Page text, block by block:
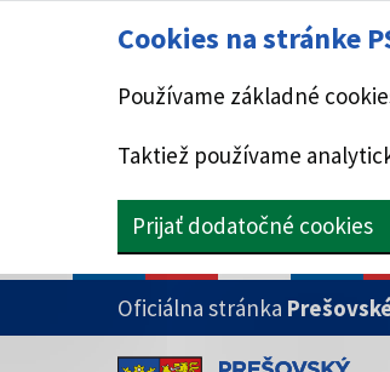
Cookies na stránke
Používame základné
Taktiež používame
Prijať dodatočné cookies
PRESKOČIŤ NA HLAVNÝ OBSAH
Oficiálna stránka